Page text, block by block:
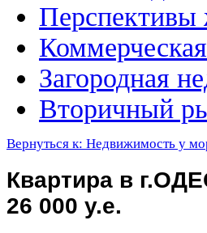
Перспективы
Загородная
Вторичный
Вернуться к: Недвижимость у
Квартира в
26 000 у.е.